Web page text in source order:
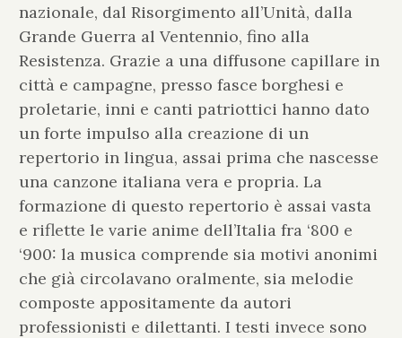
nazionale, dal Risorgimento all’Unità, dalla
Grande Guerra al Ventennio, fino alla
Resistenza. Grazie a una diffusone capillare in
città e campagne, presso fasce borghesi e
proletarie, inni e canti patriottici hanno dato
un forte impulso alla creazione di un
repertorio in lingua, assai prima che nascesse
una canzone italiana vera e propria. La
formazione di questo repertorio è assai vasta
e riflette le varie anime dell’Italia fra ‘800 e
‘900: la musica comprende sia motivi anonimi
che già circolavano oralmente, sia melodie
composte appositamente da autori
professionisti e dilettanti. I testi invece sono